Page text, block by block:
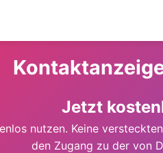
Jetzt
nutzen. Keine
den Zugang zu der von